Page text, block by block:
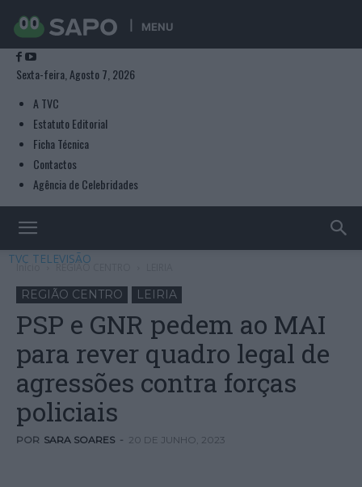
MENU
Sexta-feira, Agosto 7, 2026
A TVC
Estatuto Editorial
Ficha Técnica
Contactos
Agência de Celebridades
TVC TELEVISÃO
Início REGIÃO CENTRO
REGIÃO CENTRO LEIRIA
PSP e GNR pedem ao MAI
para rever quadro legal de
agressões contra forças
policiais
POR SARA SOARES - 20 DE JUNHO, 2023